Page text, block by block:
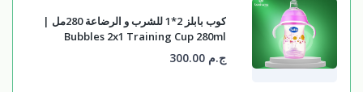
كوب بابلز 2*1 للشرب و الرضاعة 280مل |
Bubbles 2x1 Training Cup 280ml
ج.م 300.00